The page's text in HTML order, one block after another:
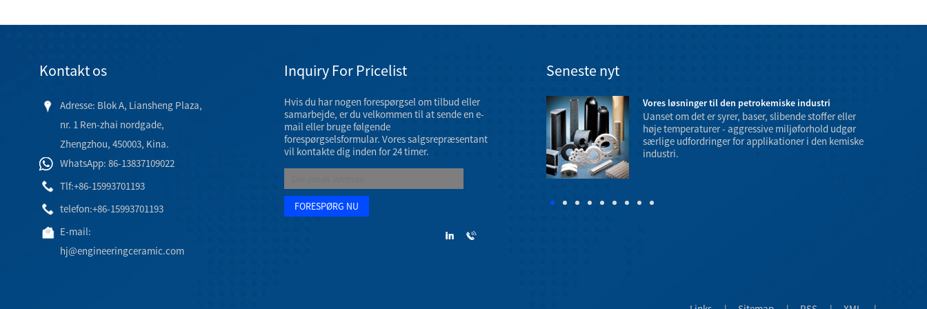
Kontakt os
Adresse: Blok A, Liansheng Plaza,
nr. 1 Ren-zhai nordgade,
Zhengzhou, 450003, Kina.
WhatsApp: 86-13837109022
Tlf:+86-15993701193
telefon:+86-15993701193
E-mail:
hj@engineeringceramic.com
Inquiry For Pricelist
Hvis du har nogen forespørgsel om tilbud eller
samarbejde, er du velkommen til at sende en e-
mail eller bruge følgende
forespørgselsformular. Vores salgsrepræsentant
vil kontakte dig inden for 24 timer.
Seneste nyt
Udstilling af keramiske maskindele i marts 2023
AAOS 2023 årsmøde finder sted 7. - 11. marts 2023 på
Venetian Convention & Expo Center i Las Vegas.
Vores løsninger til den petrokemiske industri
Uanset om det er syrer, baser, slibende stoffer eller
høje temperaturer - aggressive miljøforhold udgør
særlige udfordringer for applikationer i den kemiske
industri.